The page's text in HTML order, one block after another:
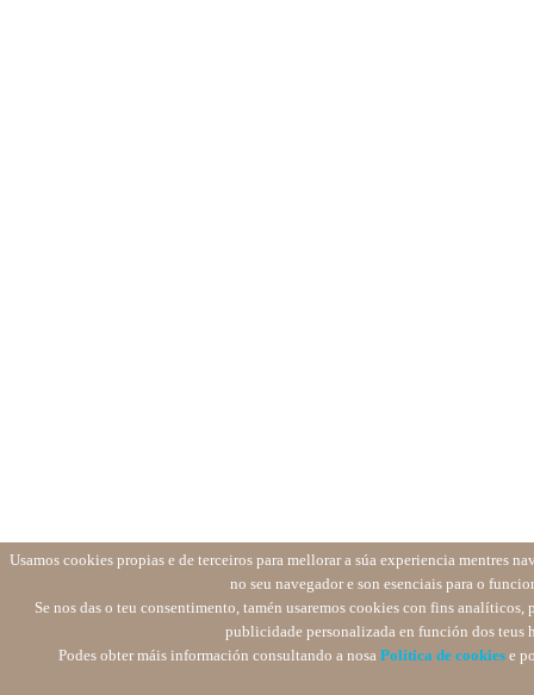
Usamos cookies propias e de terceiros para mellorar a súa experiencia mentres
no seu navegador e son esenciais para o
Se nos das o teu consentimento, tamén usaremos cookies con fins analíticos,
publicidade personalizada en función dos teus
Podes obter máis información consultando a nosa Política de cookiese